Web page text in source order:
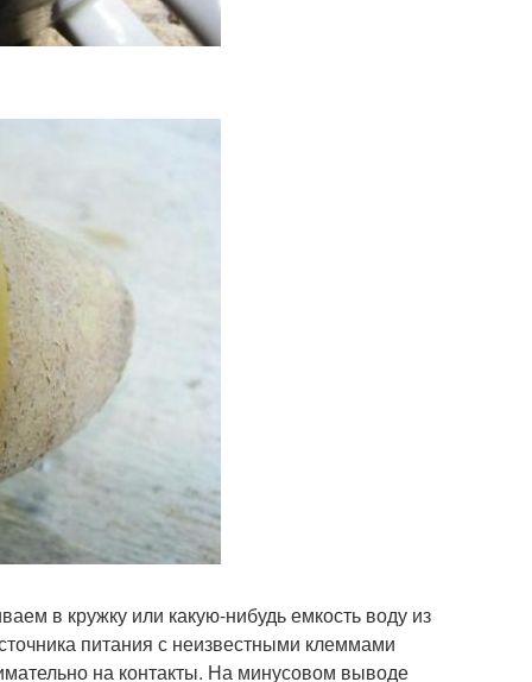
в кружку или какую-нибудь емкость воду из
питания с неизвестными клеммами
на контакты. На минусовом выводе